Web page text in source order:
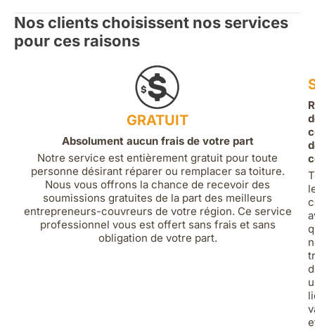
Nos clients choisissent nos services
pour ces raisons
GRATUIT
Absolument aucun frais de votre part
Notre service est entièrement gratuit pour toute
personne désirant réparer ou remplacer sa toiture.
Nous vous offrons la chance de recevoir des
soumissions gratuites de la part des meilleurs
entrepreneurs-couvreurs de votre région. Ce service
professionnel vous est offert sans frais et sans
obligation de votre part.